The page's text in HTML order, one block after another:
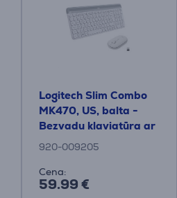
Logitech Slim Combo
MK470, US, balta -
Bezvadu klaviatūra ar
peli
920-009205
Cena:
59.99 €